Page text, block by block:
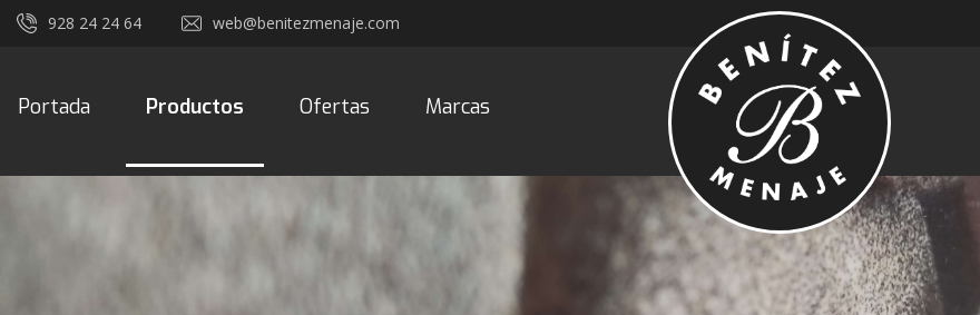
928 24 24 64 web@benitezmenaje.com
Portada Productos Ofertas Marcas